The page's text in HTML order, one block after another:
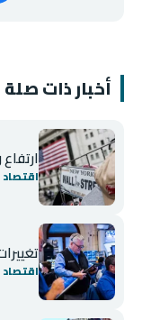
أخبار ذات صلة